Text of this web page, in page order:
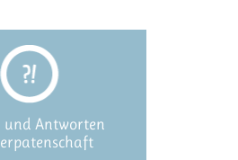
und Antworten